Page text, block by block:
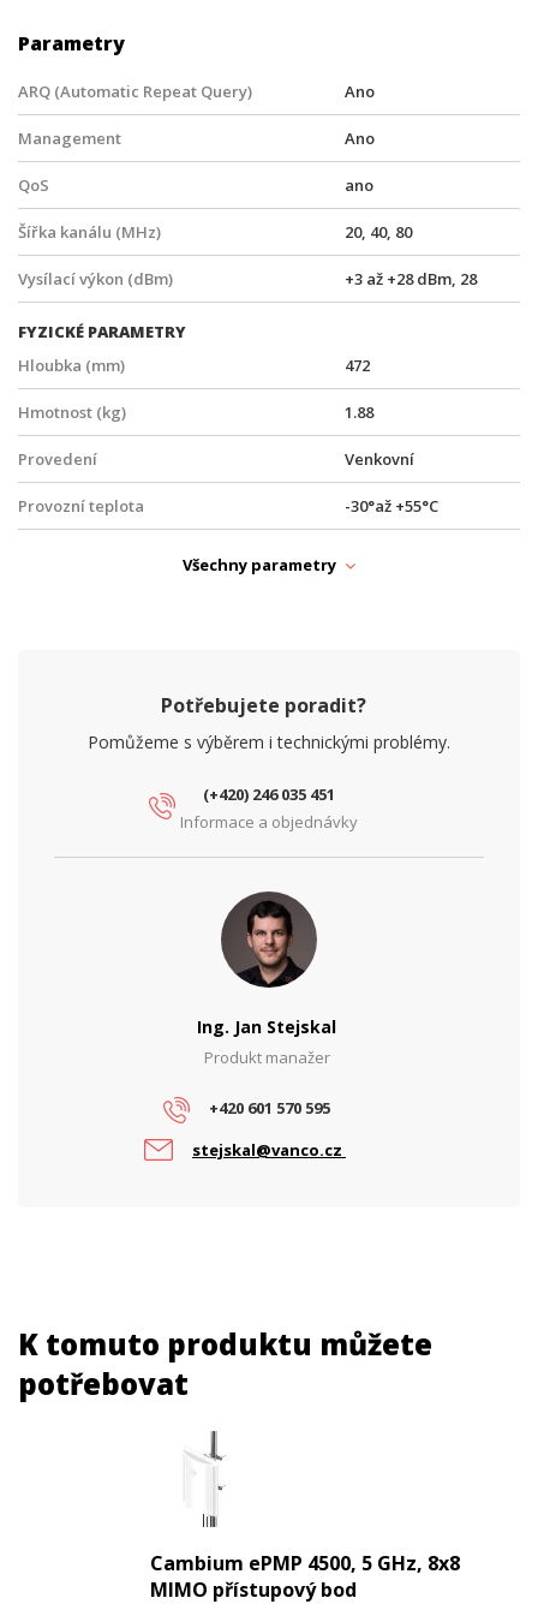
Parametry
ARQ (Automatic Repeat Query) Ano
Management Ano
QoS ano
Šířka kanálu (MHz) 20, 40, 80
Vysílací výkon (dBm) +3 až +28 dBm, 28
FYZICKÉ PARAMETRY
Hloubka (mm)
472
Hmotnost (kg) 1.88
Provedení Venkovní
Provozní teplota -30°až +55°C
2x2
1
Všechny parametry
Potřebujete poradit?
Pomůžeme s výběrem i technickými problémy.
(+420) 246 035 451
Informace a objednávky
Ing. Jan Stejskal
Produkt manažer
+420 601 570 595
stejskal@vanco.cz
K tomuto produktu můžete
potřebovat
Cambium ePMP 4500, 5 GHz, 8x8
MIMO přístupový bod